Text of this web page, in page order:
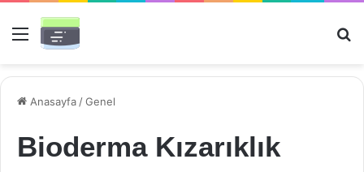
Menü
Anasayfa /Genel
Bioderma Kızarıklık